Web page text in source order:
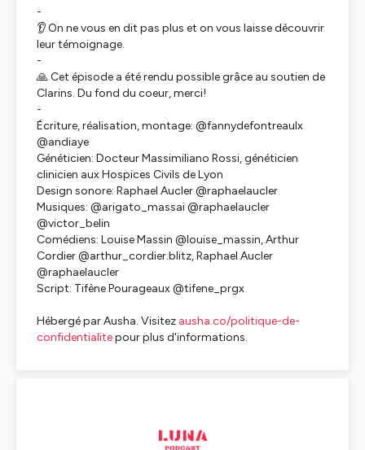
-
👂 On ne vous en dit pas plus et on vous laisse découvrir
leur témoignage.
-
🙏 Cet épisode a été rendu possible grâce au soutien de
Clarins. Du fond du coeur, merci!
-
Écriture, réalisation, montage: @fannydefontreaulx
@andiaye
Généticien: Docteur Massimiliano Rossi, généticien
clinicien aux Hospices Civils de Lyon
Design sonore: Raphael Aucler @raphaelaucler
Musiques: @arigato_massai @raphaelaucler
@victor_belin
Comédiens: Louise Massin @louise_massin, Arthur
Cordier @arthur_cordier.blitz, Raphael Aucler
@raphaelaucler
Script: Tifène Pourageaux @tifene_prgx
Hébergé par Ausha. Visitez ausha.co/politique-de-
confidentialitepour plus d'informations.